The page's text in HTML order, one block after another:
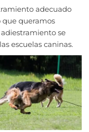
adecuado
que queramos
se
escuelas caninas.